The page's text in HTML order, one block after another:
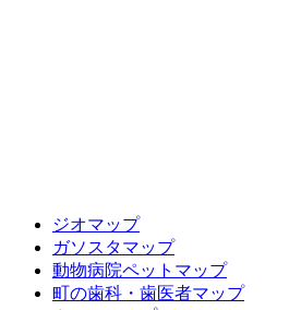
ジオマップ
ガソスタマップ
動物病院ペットマップ
町の歯科・歯医者マップ